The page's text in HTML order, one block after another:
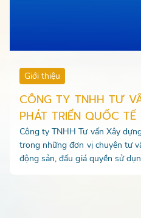
Giới thiệu
CÔNG TY TNHH TƯ
PHÁT TRIỂN QUỐC TẾ
Công ty TNHH Tư vấn Xây
trong những đơn vị chuyên tư
động sản, đấu giá quyền sử